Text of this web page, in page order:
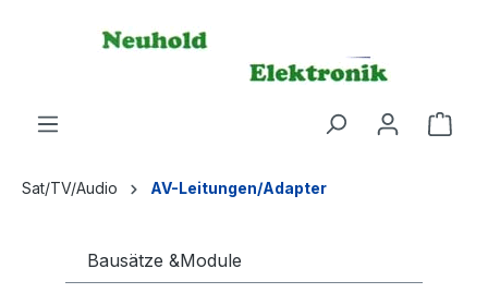
Sat/TV/Audio AV-Leitungen/Adapter
Bausätze &Module